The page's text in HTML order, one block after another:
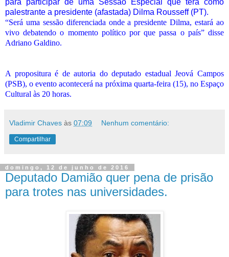
palestrante a presidente (afastada) Dilma Rousseff (PT).
“Será uma sessão diferenciada onde a presidente Dilma, estará ao
vivo debatendo o momento político por que passa o país” disse
Adriano Galdino.
A propositura é de autoria do deputado estadual Jeová Campos
(PSB), o evento acontecerá na próxima quarta-feira (15), no Espaço
Cultural às 20 horas.
Vladimir Chaves às 07:09 Nenhum comentário:
Compartilhar
domingo, 12 de junho de 2016
Deputado Damião quer pena de prisão
para trotes nas universidades.